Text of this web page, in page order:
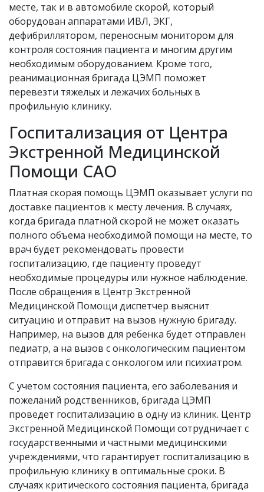
месте, так и в автомобиле скорой, который
оборудован аппаратами ИВЛ, ЭКГ,
дефибриллятором, переносным монитором для
контроля состояния пациента и многим другим
необходимым оборудованием. Кроме того,
реанимационная бригада ЦЭМП поможет
перевезти тяжелых и лежачих больных в
профильную клинику.
Госпитализация от Центра
Экстренной Медицинской
Помощи САО
Платная скорая помощь ЦЭМП оказывает услуги по
доставке пациентов к месту лечения. В случаях,
когда бригада платной скорой не может оказать
полного объема необходимой помощи на месте, то
врач будет рекомендовать провести
госпитализацию, где пациенту проведут
необходимые процедуры или нужное наблюдение.
После обращения в Центр Экстренной
Медицинской Помощи диспетчер выяснит
ситуацию и отправит на вызов нужную бригаду.
Например, на вызов для ребенка будет отправлен
педиатр, а на вызов с онкологическим пациентом
отправится бригада с онкологом или психиатром.
С учетом состояния пациента, его заболевания и
пожеланий родственников, бригада ЦЭМП
проведет госпитализацию в одну из клиник. Центр
Экстренной Медицинской Помощи сотрудничает с
государственными и частными медицинскими
учреждениями, что гарантирует госпитализацию в
профильную клинику в оптимальные сроки. В
случаях критического состояния пациента, бригада